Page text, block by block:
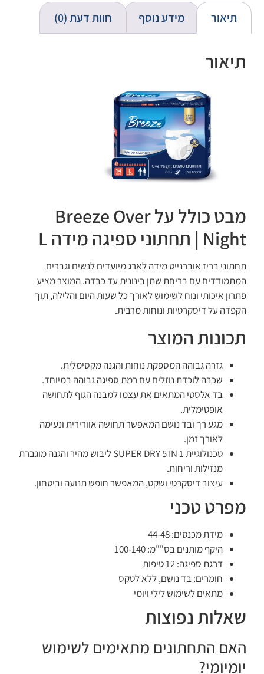
תיאור מידע נוסף חוות דעת (0)
תיאור
מבט כולל על Breeze Over
Night | תחתוני ספיגה מידה L
תחתוני בריז אוברנייט מידה לארג מיועדים לנשים וגברים
המתמודדים עם בריחת שתן בינונית עד כבדה. המוצר מציע
פתרון איכותי ונוח לשימוש לאורך כל שעות היום והלילה, תוך
הקפדה על דיסקרטיות ונוחות מרבית.
תכונות המוצר
גזרה גבוהה המספקת נוחות והגנה מקסימלית.
שכבה לוכדת נוזלים עם רמת ספיגה גבוהה במיוחד.
בד אלסטי המתאים את עצמו למבנה הגוף לתחושה
אופטימלית.
מגע רך ובד נושם המאפשר תחושה אוורירית ונעימה
לאורך זמן.
טכנולוגיית SUPER DRY 5 IN 1 ליבוש מהיר והגנה מוגברת
מנזילות וריחות.
עיצוב דיסקרטי ושקט, המאפשר חופש תנועה וביטחון.
מפרט טכני
מידת מכנסים: 44-48
היקף מותנים בס""מ: 100-140
דרגת ספיגה: 12 טיפות
חומרים: בד נושם, ללא לטקס
מתאים לשימוש לילי ויומי
שאלות נפוצות
האם התחתונים מתאימים לשימוש
יומיומי?